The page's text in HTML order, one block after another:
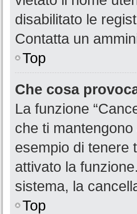
disabilitato le
Contatta un
Top
Che cosa
La funzione
che ti
esempio di tenere
attivato la
sistema, la
Top